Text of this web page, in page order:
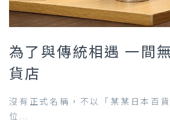
為了與傳統相遇 一間
貨店
沒有正式名稱，不以「某某日本百
位...